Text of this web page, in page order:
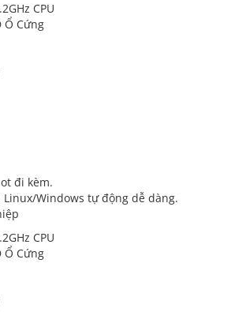
CPU
Ổ Cứng
đi kèm.
Linux/Windows tự động dễ dàng.
CPU
Ổ Cứng